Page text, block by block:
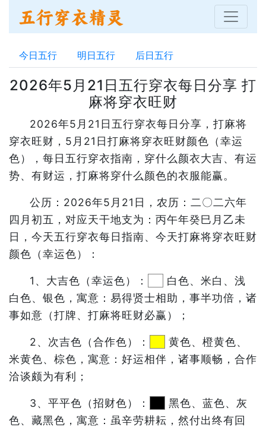
今日五行 明日五行 后日五行
2026年5月21日五行穿衣每日分享 打
麻将穿衣旺财
2026年5月21日五行穿衣每日分享，打麻将
穿衣旺财，5月21日打麻将穿衣旺财颜色（幸运
色），每日五行穿衣指南，穿什么颜衣大吉、有运
势、有财运，打麻将穿什么颜色的衣服能赢。
公历：2026年5月21日，农历：二〇二六年
四月初五，对应天干地支为：丙午年癸巳月乙未
日，今天五行穿衣每日指南、今天打麻将穿衣旺财
颜色（幸运色）：
1、大吉色（幸运色）：
白色、米白、浅
白色、银色，寓意：易得贤士相助，事半功倍，诸
事如意（打牌、打麻将旺财必赢）；
2、次吉色（合作色）：
黄色、橙黄色、
米黄色、棕色，寓意：好运相伴，诸事顺畅，合作
洽谈颇为有利；
3、平平色（招财色）：
黑色、蓝色、灰
色、藏黑色，寓意：虽辛劳耕耘，然付出终有回